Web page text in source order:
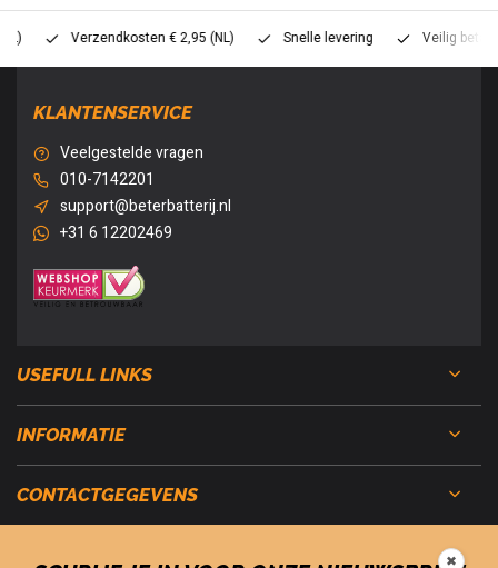
Verzendkosten € 2,95 (NL) Snelle levering Veilig betalen
KLANTENSERVICE
Veelgestelde vragen
010-7142201
support@beterbatterij.nl
+31 6 12202469
USEFULL LINKS
INFORMATIE
CONTACTGEGEVENS
✖